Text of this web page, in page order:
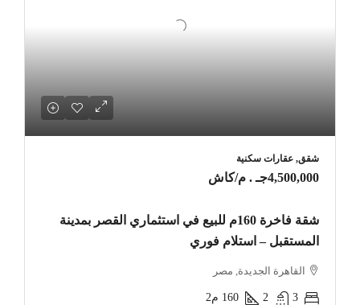
شقق, عقارات سكنية
4,500,000جـ . م /كاش
شقة فاخرة 160م للبيع في استثماري القصر بمدينة
المستقبل – استلام فوري
القاهرة الجديدة, مصر
3
2
160 م2